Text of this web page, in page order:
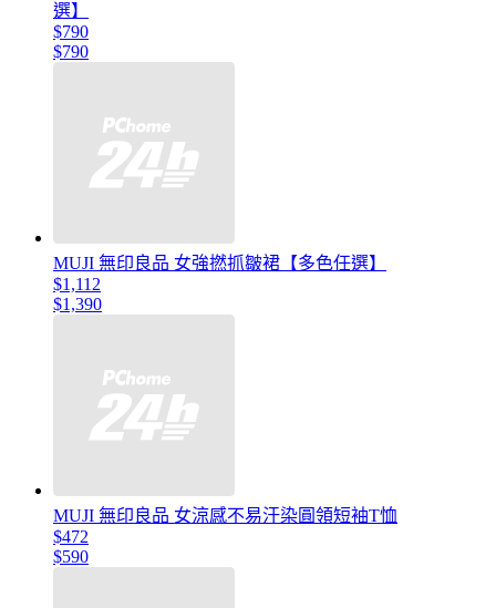
選】
$790
$790
MUJI 無印良品 女強撚抓皺裙【多色任選】
$1,112
$1,390
MUJI 無印良品 女涼感不易汗染圓領短袖T恤
$472
$590